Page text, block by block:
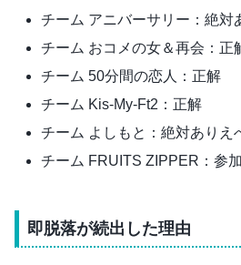
チーム アニバーサリー：絶対
チーム おコメの女＆再会：正
チーム 50分間の恋人：正解
チーム Kis-My-Ft2：正解
チーム よしもと：絶対ありえ
チーム FRUITS ZIPPER：参
即脱落が続出した理由